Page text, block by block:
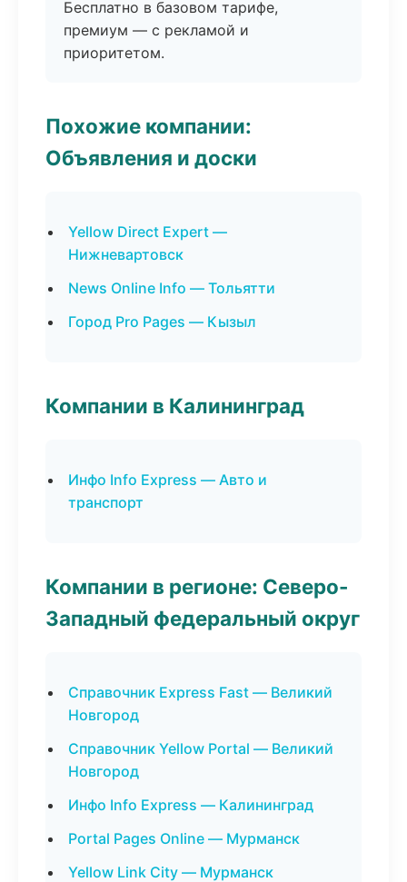
Бесплатно в базовом тарифе,
премиум — с рекламой и
приоритетом.
Похожие компании:
Объявления и доски
Yellow Direct Expert —
Нижневартовск
News Online Info — Тольятти
Город Pro Pages — Кызыл
Компании в Калининград
Инфо Info Express — Авто и
транспорт
Компании в регионе: Северо-
Западный федеральный округ
Справочник Express Fast — Великий
Новгород
Справочник Yellow Portal — Великий
Новгород
Инфо Info Express — Калининград
Portal Pages Online — Мурманск
Yellow Link City — Мурманск